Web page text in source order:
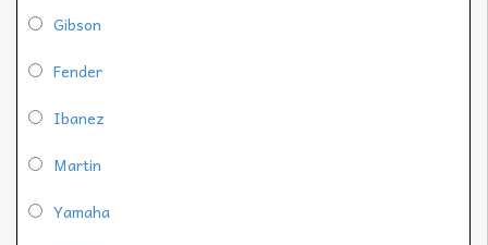
Gibson
Fender
Ibanez
Martin
Yamaha